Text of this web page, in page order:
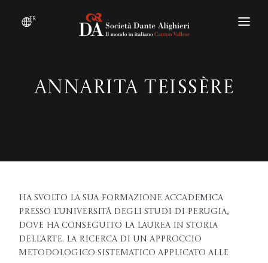
fr
Annarita Teissère
Ha svolto la sua formazione accademica
presso l’Università degli Studi di Perugia,
dove ha conseguito la laurea in Storia
dell’arte. La ricerca di un approccio
metodologico sistematico applicato alle